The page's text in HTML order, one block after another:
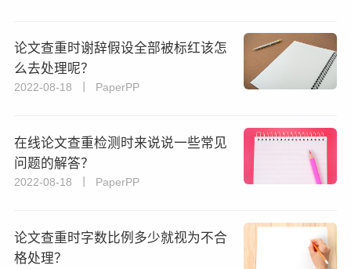
论文查重时谢辞假设全部被标红该怎
么去处理呢？
2022-08-18 丨 PaperPP
在线论文查重检测时来说说一些常见
问题的解答？
2022-08-18 丨 PaperPP
论文查重时字数比例多少就视为不合
格处理？